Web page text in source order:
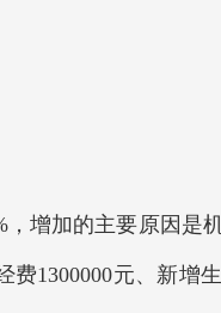
增加的主要原因是
1300000元、新增